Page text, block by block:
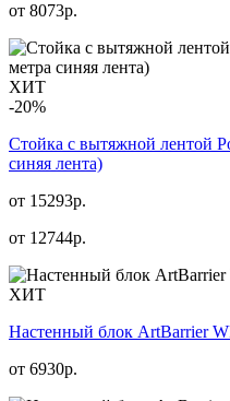
от 8073р.
ХИТ
-20%
Стойка с вытяжной лентой
синяя лента)
от 15293р.
от 12744р.
ХИТ
Настенный блок ArtBarrier
от 6930р.